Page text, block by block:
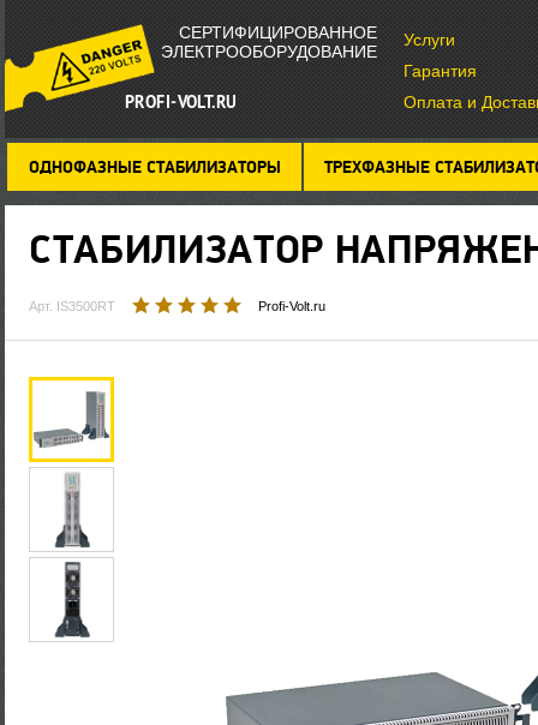
СЕРТИФИЦИРОВАННОЕ
ЭЛЕКТРООБОРУДОВАНИЕ
PROFI-VOLT.RU
Услуги
Гарантия
Оплата и
ОДНОФАЗНЫЕ СТАБИЛИЗАТОРЫ ТРЕХФАЗНЫЕ
СТАБИЛИЗАТОР
Арт. IS3500RT Profi-Volt.ru